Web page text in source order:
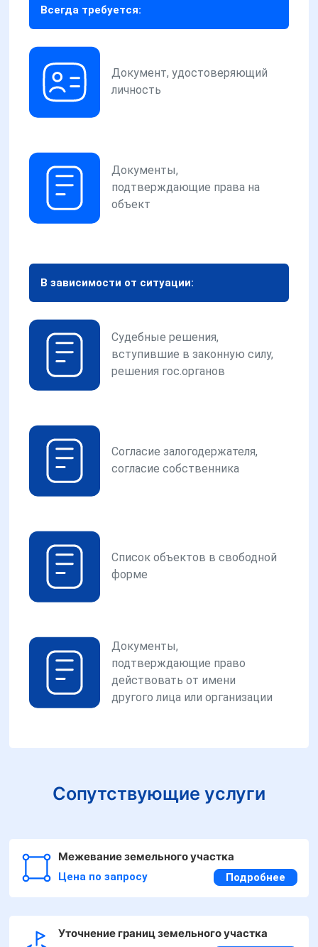
Всегда требуется:
Документ, удостоверяющий
личность
Документы,
подтверждающие права на
объект
В зависимости от ситуации:
Судебные решения,
вступившие в законную силу,
решения гос.органов
Согласие залогодержателя,
согласие собственника
Список объектов в свободной
форме
Документы,
подтверждающие право
действовать от имени
другого лица или организации
Сопутствующие услуги
Межевание земельного участка
Цена по запросу Подробнее
Уточнение границ земельного участка